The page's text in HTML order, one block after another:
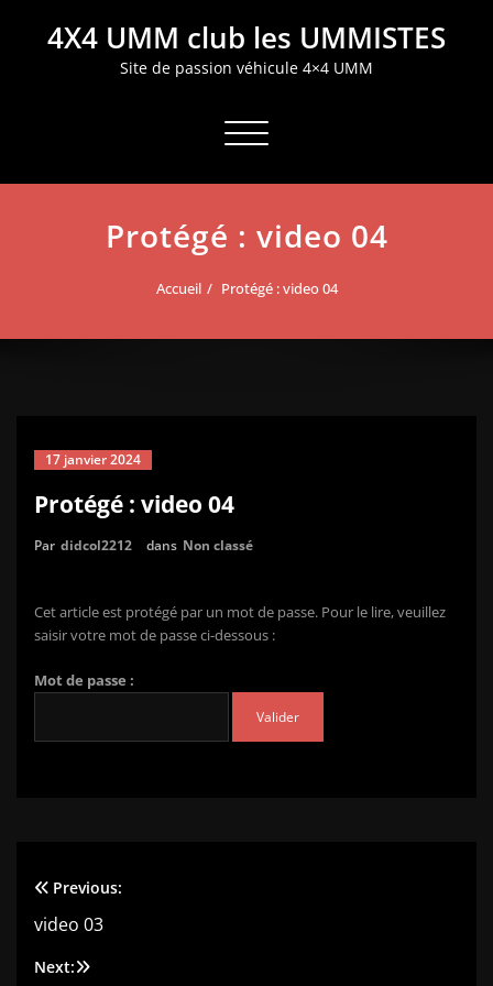
4X4 UMM club les UMMISTES
Site de passion véhicule 4×4 UMM
Afficher/masquer la navigation
Protégé : video 04
Accueil Protégé : video 04
17 janvier 2024
Protégé : video 04
Par didcol2212 dans Non classé
Cet article est protégé par un mot de passe. Pour le lire, veuillez
saisir votre mot de passe ci-dessous :
Mot de passe :
Navigation
de
Previous:
video 03
Next: